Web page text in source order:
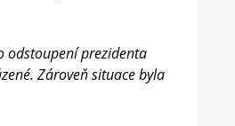
odstoupení prezidenta
Zároveň situace byla